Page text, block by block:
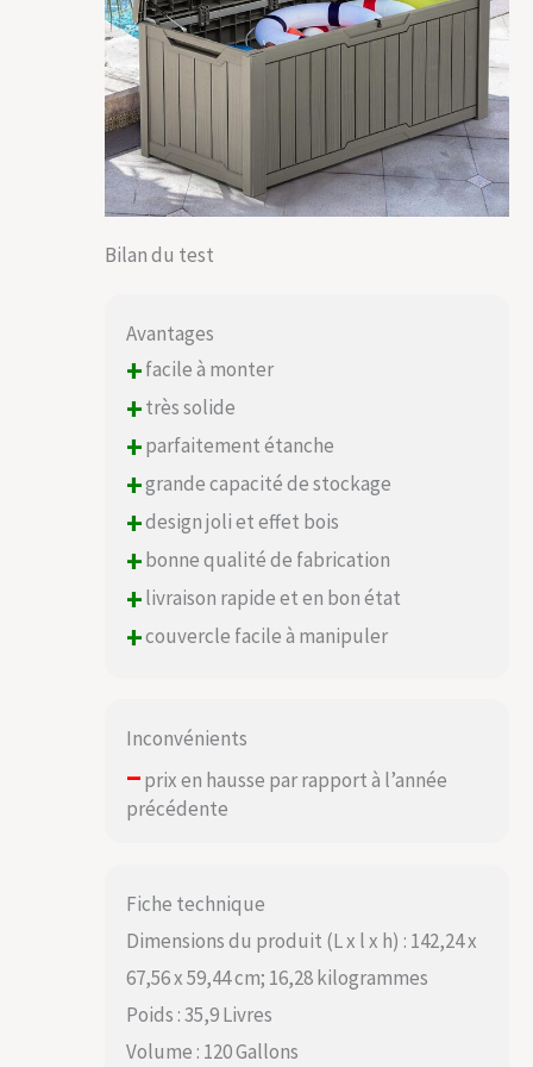
Bilan du test
Avantages
+facile à monter
+très solide
+parfaitement étanche
+grande capacité de stockage
+design joli et effet bois
+bonne qualité de fabrication
+livraison rapide et en bon état
+couvercle facile à manipuler
Inconvénients
–prix en hausse par rapport à l’année
précédente
Fiche technique
Dimensions du produit (L x l x h) : 142,24 x
67,56 x 59,44 cm; 16,28 kilogrammes
Poids : 35,9 Livres
Volume : 120 Gallons